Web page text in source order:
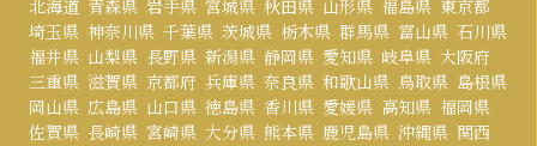
北海道 青森県 岩手県 宮城県 秋田県 山形県 福島県 東京都
埼玉県 神奈川県 千葉県 茨城県 栃木県 群馬県 富山県 石川県
福井県 山梨県 長野県 新潟県 静岡県 愛知県 岐阜県 大阪府
三重県 滋賀県 京都府 兵庫県 奈良県 和歌山県 鳥取県 島根県
岡山県 広島県 山口県 徳島県 香川県 愛媛県 高知県 福岡県
佐賀県 長崎県 宮崎県 大分県 熊本県 鹿児島県 沖縄県 関西